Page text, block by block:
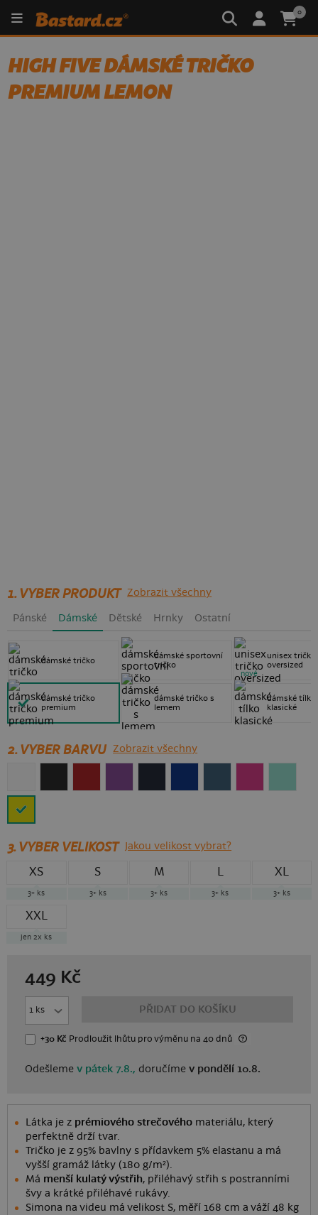
0
HIGH FIVE DÁMSKÉ TRIČKO
PREMIUM LEMON
1. VYBER PRODUKT Zobrazit všechny
Pánské Dámské Dětské Hrnky Ostatní
dámské tričko
dámské tričko
premium
dámské sportovní
tričko
dámské tričko s
lemem
unisex tričko
oversized
nové
dámské tílko
klasické
2. VYBER BARVU Zobrazit všechny
3.VYBER VELIKOST Jakou velikost vybrat?
XS
3+ ks
S
3+ ks
M
3+ ks
L
3+ ks
XL
3+ ks
XXL
jen 2x ks
449 Kč
PŘIDAT DO KOŠÍKU
+30 Kč Prodloužit lhůtupro výměnu na 40 dnů
Odešlemev pátek 7.8., doručímev pondělí 10.8.
Látka je z prémiového strečového materiálu, který
perfektně drží tvar.
Tričko je z 95% bavlny s přídavkem 5% elastanu a má
vyšší gramáž látky (180 g/m²).
Má menší kulatý výstřih, přiléhavý střih s postranními
švy a krátké přiléhavé rukávy.
Simona na videu má velikost S, měří 168 cm a váží 48 kg